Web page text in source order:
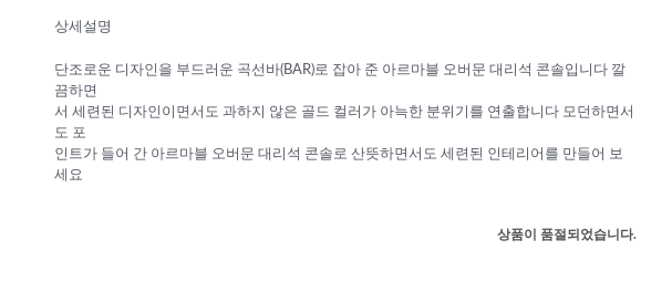
상세설명
단조로운 디자인을 부드러운 곡선바(BAR)로 잡아 준 아르마블 오버문 대리석 콘솔입니다 깔
끔하면
서 세련된 디자인이면서도 과하지 않은 골드 컬러가 아늑한 분위기를 연출합니다 모던하면서
도 포
인트가 들어 간 아르마블 오버문 대리석 콘솔로 산뜻하면서도 세련된 인테리어를 만들어 보
세요
상품이 품절되었습니다.